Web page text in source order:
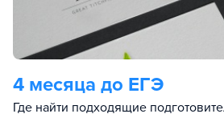
4 месяца до ЕГЭ
Где найти подходящие